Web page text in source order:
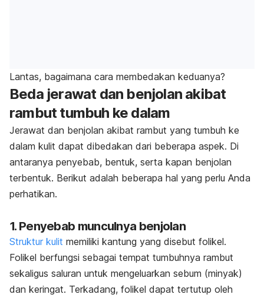
Lantas, bagaimana cara membedakan keduanya?
Beda jerawat dan benjolan akibat
rambut tumbuh ke dalam
Jerawat dan benjolan akibat rambut yang tumbuh ke
dalam kulit dapat dibedakan dari beberapa aspek. Di
antaranya penyebab, bentuk, serta kapan benjolan
terbentuk. Berikut adalah beberapa hal yang perlu Anda
perhatikan.
1. Penyebab munculnya benjolan
Struktur kulit memiliki kantung yang disebut folikel.
Folikel berfungsi sebagai tempat tumbuhnya rambut
sekaligus saluran untuk mengeluarkan sebum (minyak)
dan keringat. Terkadang, folikel dapat tertutup oleh